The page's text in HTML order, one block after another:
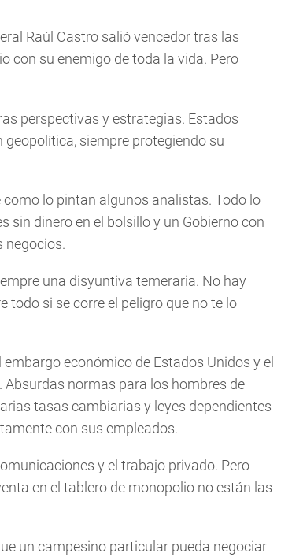
Raúl Castro salió vencedor tras las
con su enemigo de toda la vida. Pero
perspectivas y estrategias. Estados
siempre protegiendo su
lo pintan algunos analistas. Todo lo
sin dinero en el bolsillo y un Gobierno con
negocios.
una disyuntiva temeraria. No hay
todo si se corre el peligro que no te lo
económico de Estados Unidos y el
normas para los hombres de
tasas cambiarias y leyes dependientes
con sus empleados.
y el trabajo privado. Pero
en el tablero de monopolio no están las
un campesino particular pueda negociar